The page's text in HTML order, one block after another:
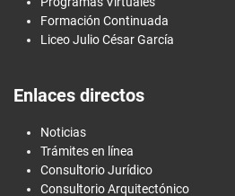
Formación Continuada
Liceo Julio César García
Enlaces directos
Noticias
Trámites en línea
Consultorio Jurídico
Consultorio Arquitectónico